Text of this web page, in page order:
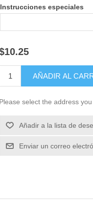
Instrucciones especiales
Please select the address